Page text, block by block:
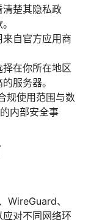
楚其隐私政
自官方应用商
在你所在地区
服务器。
规使用范围与数
内部安全事
WireGuard、
对不同网络环